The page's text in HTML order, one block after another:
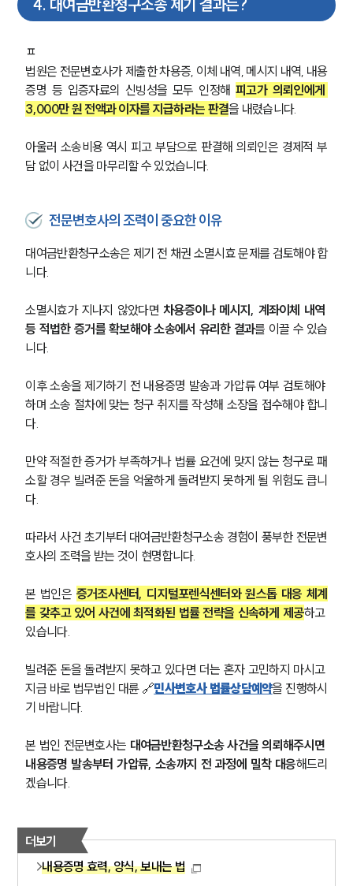
4. 대여금반환청구소송 제기 결과는?
ㅍ
법원은 전문변호사가 제출한 차용증, 이체 내역, 메시지 내역, 내용
증명 등 입증자료의 신빙성을 모두 인정해 피고가 의뢰인에게
3,000만 원 전액과 이자를 지급하라는 판결을 내렸습니다.
아울러 소송비용 역시 피고 부담으로 판결해 의뢰인은 경제적 부
담 없이 사건을 마무리할 수 있었습니다.
전문변호사의 조력이 중요한 이유
대여금반환청구소송은 제기 전 채권 소멸시효 문제를 검토해야 합
니다.
소멸시효가 지나지 않았다면 차용증이나 메시지, 계좌이체 내역
등 적법한 증거를 확보해야 소송에서 유리한 결과를 이끌 수 있습
니다.
이후 소송을 제기하기 전 내용증명 발송과 가압류 여부 검토해야
하며️ 소송 절차에 맞는 청구 취지를 작성해 소장을 접수해야 합니
다.
만약 적절한 증거가 부족하거나 법률 요건에 맞지 않는 청구로 패
소할 경우 빌려준 돈을 억울하게 돌려받지 못하게 될 위험도 큽니
다.
따라서 사건 초기부터 대여금반환청구소송 경험이 풍부한 전문변
호사의 조력을 받는 것이 현명합니다.
본 법인은 증거조사센터, 디지털포렌식센터와 원스톱 대응 체계
를 갖추고 있어 사건에 최적화된 법률 전략을 신속하게 제공하고
있습니다.
빌려준 돈을 돌려받지 못하고 있다면 더는 혼자 고민하지 마시고
지금 바로 법무법인 대륜 🔗민사변호사 법률상담예약을 진행하시
기 바랍니다.
본 법인 전문변호사는 대여금반환청구소송 사건을 의뢰해주시면
내용증명 발송부터 가압류, 소송까지 전 과정에 밀착 대응해드리
겠습니다.
더보기
내용증명 효력, 양식, 보내는 법